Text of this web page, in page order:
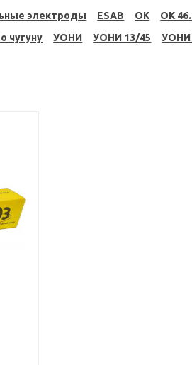
электроды ESAB OK OK
чугуну УОНИ УОНИ 13/45 УОНИ